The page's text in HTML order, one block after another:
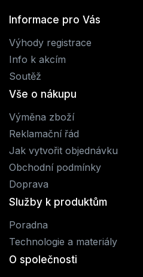
Informace pro Vás
Výhody registrace
Info k akcím
Soutěž
Vše o nákupu
Výměna zboží
Reklamační řád
Jak vytvořit objednávku
Obchodní podmínky
Doprava
Služby k produktům
Poradna
Technologie a materiály
O společnosti